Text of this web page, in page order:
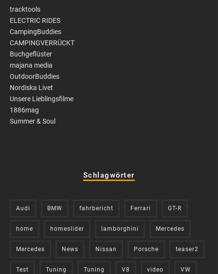
tracktools
ELECTRIC RIDES
CampingBuddies
CAMPINGVERRÜCKT
Buchgeflüster
majana media
OutdoorBuddies
Nordiska Livet
Unsere Lieblingsfilme
1886mag
Summer & Soul
Schlagwörter
Audi BMW fahrbericht Ferrari GT-R
home homeslider lamborghini Mercedes
Mercedes News Nissan Porsche teaser2
Test Tuning Tuning V8 video VW